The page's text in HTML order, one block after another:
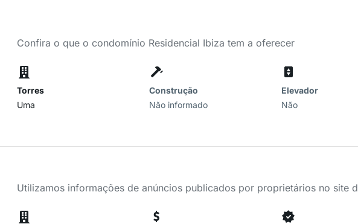
Confira o que o condomínio Residencial Ibiza tem a oferecer
Torres
Uma
Construção
Não informado
Elevador
Não
Utilizamos informações de anúncios publicados por proprietários no site